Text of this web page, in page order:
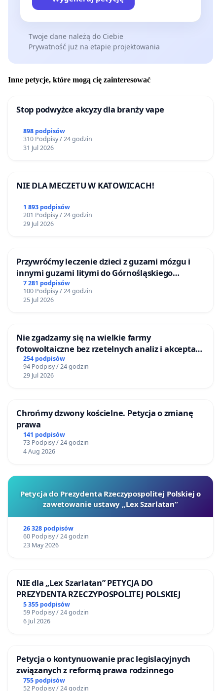
Twoje dane należą do Ciebie
Prywatność już na etapie projektowania
Inne petycje, które mogą cię zainteresować
Stop podwyżce akcyzy dla branży vape
898 podpisów
310 Podpisy / 24 godzin
31 Jul 2026
NIE DLA MECZETU W KATOWICACH!
1 893 podpisów
201 Podpisy / 24 godzin
29 Jul 2026
Przywróćmy leczenie dzieci z guzami mózgu i
innymi guzami litymi do Górnośląskiego
Centrum Zdrowia Dziecka w Katowicach
7 281 podpisów
100 Podpisy / 24 godzin
25 Jul 2026
Nie zgadzamy się na wielkie farmy
fotowoltaiczne bez rzetelnych analiz i akceptacji
mieszkańców
254 podpisów
94 Podpisy / 24 godzin
29 Jul 2026
Chrońmy dzwony kościelne. Petycja o zmianę
prawa
141 podpisów
73 Podpisy / 24 godzin
4 Aug 2026
Petycja do Prezydenta Rzeczypospolitej Polskiej o
zawetowanie ustawy „Lex Szarlatan”
26 328 podpisów
60 Podpisy / 24 godzin
23 May 2026
NIE dla „Lex Szarlatan” PETYCJA DO
PREZYDENTA RZECZYPOSPOLITEJ POLSKIEJ
5 355 podpisów
59 Podpisy / 24 godzin
6 Jul 2026
Petycja o kontynuowanie prac legislacyjnych
związanych z reformą prawa rodzinnego
755 podpisów
52 Podpisy / 24 godzin